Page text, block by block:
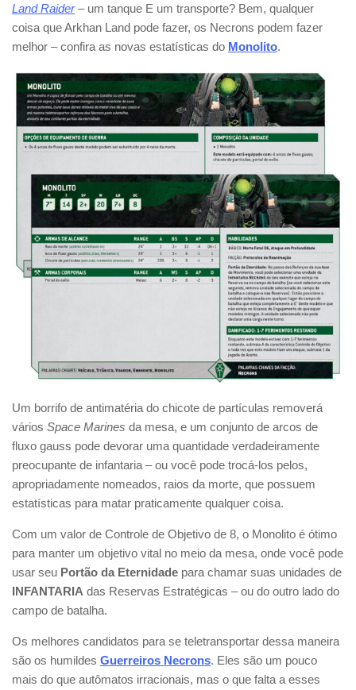
Land Raider– um tanque E um transporte? Bem, qualquer
coisa que Arkhan Land pode fazer, os Necrons podem fazer
melhor – confira as novas estatísticas do Monolito.
Um borrifo de antimatéria do chicote de partículas removerá
vários Space Marines da mesa, e um conjunto de arcos de
fluxo gauss pode devorar uma quantidade verdadeiramente
preocupante de infantaria – ou você pode trocá-los pelos,
apropriadamente nomeados, raios da morte, que possuem
estatísticas para matar praticamente qualquer coisa.
Com um valor de Controle de Objetivo de 8, o Monolito é ótimo
para manter um objetivo vital no meio da mesa, onde você pode
usar seu Portão da Eternidade para chamar suas unidades de
INFANTARIA das Reservas Estratégicas – ou do outro lado do
campo de batalha.
Os melhores candidatos para se teletransportar dessa maneira
são os humildes Guerreiros Necrons. Eles são um pouco
mais do que autômatos irracionais, mas o que falta a esses